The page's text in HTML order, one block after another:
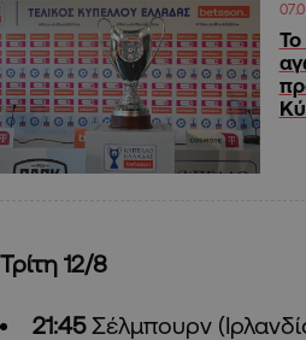
Τρίτη 12/8
21:45 Σέλμπουρν